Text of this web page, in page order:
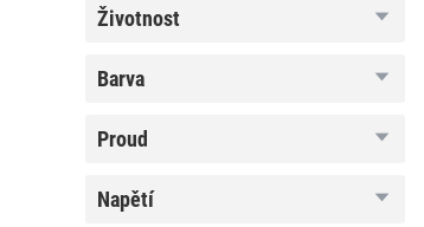
životnost
životnost
barva
barva
proud
proud
napětí
napětí